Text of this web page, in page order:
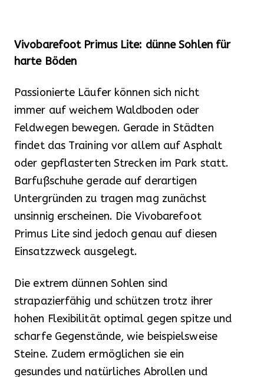
Vivobarefoot Primus Lite: dünne Sohlen für
harte Böden
Passionierte Läufer können sich nicht
immer auf weichem Waldboden oder
Feldwegen bewegen. Gerade in Städten
findet das Training vor allem auf Asphalt
oder gepflasterten Strecken im Park statt.
Barfußschuhe gerade auf derartigen
Untergründen zu tragen mag zunächst
unsinnig erscheinen. Die Vivobarefoot
Primus Lite sind jedoch genau auf diesen
Einsatzzweck ausgelegt.
Die extrem dünnen Sohlen sind
strapazierfähig und schützen trotz ihrer
hohen Flexibilität optimal gegen spitze und
scharfe Gegenstände, wie beispielsweise
Steine. Zudem ermöglichen sie ein
gesundes und natürliches Abrollen und